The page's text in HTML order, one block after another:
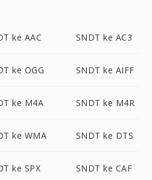
ke AAC SNDT ke AC3
ke OGG SNDT ke AIFF
ke M4A SNDT ke M4R
ke WMA SNDT ke DTS
ke SPX SNDT ke CAF